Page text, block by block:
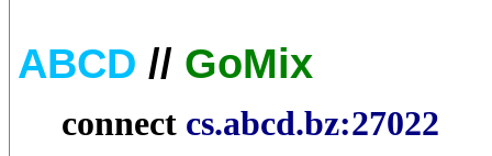
ABCD // GoMix
connect cs.abcd.bz:27022